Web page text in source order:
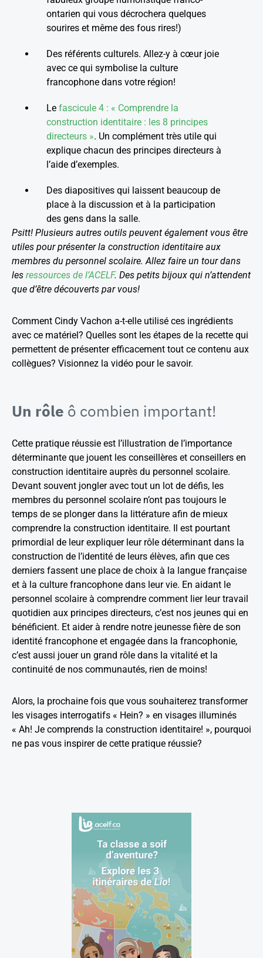
ontarien qui vous décrochera quelques
sourires et même des fous rires!)
Des référents culturels. Allez-y à cœur joie
avec ce qui symbolise la culture
francophone dans votre région!
Lefascicule 4 : « Comprendre la
construction identitaire : les 8 principes
directeurs ». Un complément très utile qui
explique chacun des principes directeurs à
l’aide d’exemples.
Des diapositives qui laissent beaucoup de
place à la discussion et à la participation
des gens dans la salle.
Psitt! Plusieurs autres outils peuvent également vous être
utiles pour présenter la construction identitaire aux
membres du personnel scolaire. Allez faire un tour dans
les ressources de l’ACELF. Des petits bijoux qui n’attendent
que d’être découverts par vous!
Comment Cindy Vachon a-t-elle utilisé ces ingrédients
avec ce matériel? Quelles sont les étapes de la recette qui
permettent de présenter efficacement tout ce contenu aux
collègues? Visionnez la vidéo pour le savoir.
Un rôle ô combien important!
Cette pratique réussie est l’illustration de l’importance
déterminante que jouent les conseillères et conseillers en
construction identitaire auprès du personnel scolaire.
Devant souvent jongler avec tout un lot de défis, les
membres du personnel scolaire n’ont pas toujours le
temps de se plonger dans la littérature afin de mieux
comprendre la construction identitaire. Il est pourtant
primordial de leur expliquer leur rôle déterminant dans la
construction de l’identité de leurs élèves, afin que ces
derniers fassent une place de choix à la langue française
et à la culture francophone dans leur vie. En aidant le
personnel scolaire à comprendre comment lier leur travail
quotidien aux principes directeurs, c’est nos jeunes qui en
bénéficient. Et aider à rendre notre jeunesse fière de son
identité francophone et engagée dans la francophonie,
c’est aussi jouer un grand rôle dans la vitalité et la
continuité de nos communautés, rien de moins!
Alors, la prochaine fois que vous souhaiterez transformer
les visages interrogatifs « Hein? » en visages illuminés
« Ah! Je comprends la construction identitaire! », pourquoi
ne pas vous inspirer de cette pratique réussie?